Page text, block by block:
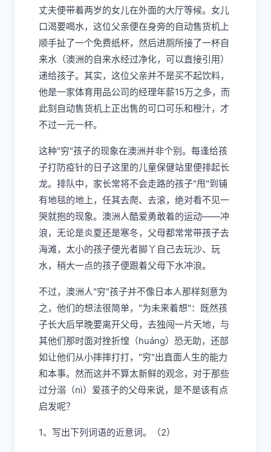
丈夫便带着两岁的女儿在外面的大厅等候。女儿
口渴要喝水，这位父亲便在身旁的自动售货机上
顺手扯了一个免费纸杯，然后进厕所接了一杯自
来水（澳洲的自来水经过净化，可以直接引用）
递给孩子。其实，这位父亲并不是买不起饮料，
他是一家体育用品公司的经理年薪15万之多，而
此刻自动售货机上正出售的可口可乐和橙汁，才
不过一元一杯。
这种"穷"孩子的现象在澳洲并非个别。每逢给孩
子打防疫针的日子这里的儿童保健站里便排起长
龙。排队中，家长常将不会走路的孩子"甩"到铺
有地毯的地上，任其去爬、去滚，绝对看不见一
哭就抱的现象。澳洲人酷爱勇敢着的运动——冲
浪，无论是炎夏还是寒冬，父母都常常带孩子去
海滩，太小的孩子便光者脚丫自己去玩沙、玩
水，稍大一点的孩子便跟着父母下水冲浪。
不过，澳洲人"穷"孩子并不像日本人那样刻意为
之，他们的想法很简单，"为未来着想"：既然孩
子长大后早晚要离开父母，去独闯一片天地，与
其他们那时面对挫折惶（huáng）恐无助，还部
如让他们从小摔摔打打，"穷"出直面人生的能力
和本事。然而这并不算太新鲜的观念，对于那些
过分溺（nì）爱孩子的父母来说，是不是该有点
启发呢？
1、写出下列词语的近意词。（2）